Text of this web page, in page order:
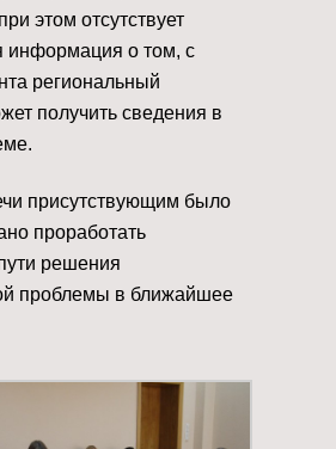
этом отсутствует
информация о том, с
региональный
получить сведения в
присутствующим было
проработать
решения
проблемы в ближайшее